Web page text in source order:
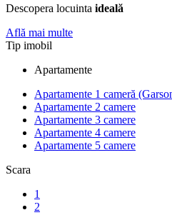
Descopera locuinta ideală
Află mai multe
Tip imobil
Apartamente
Apartamente 1 cameră
Apartamente 2 camere
Apartamente 3 camere
Apartamente 4 camere
Apartamente 5 camere
Scara
1
2